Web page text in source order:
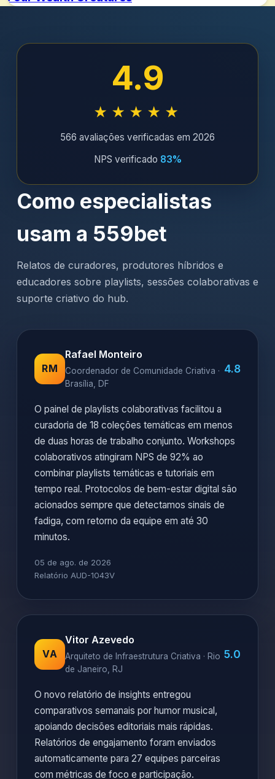
4.9
★★★★★
566 avaliações verificadas em 2026
NPS verificado 83%
Como especialistas
usam a 559bet
Relatos de curadores, produtores híbridos e
educadores sobre playlists, sessões colaborativas e
suporte criativo do hub.
RM
Rafael Monteiro
Coordenador de Comunidade Criativa ·
Brasília, DF
4.8
O painel de playlists colaborativas facilitou a
curadoria de 18 coleções temáticas em menos
de duas horas de trabalho conjunto. Workshops
colaborativos atingiram NPS de 92% ao
combinar playlists temáticas e tutoriais em
tempo real. Protocolos de bem-estar digital são
acionados sempre que detectamos sinais de
fadiga, com retorno da equipe em até 30
minutos.
05 de ago. de 2026
Relatório AUD-1043V
VA
Vitor Azevedo
Arquiteto de Infraestrutura Criativa · Rio
de Janeiro, RJ
5.0
O novo relatório de insights entregou
comparativos semanais por humor musical,
apoiando decisões editoriais mais rápidas.
Relatórios de engajamento foram enviados
automaticamente para 27 equipes parceiras
com métricas de foco e participação.